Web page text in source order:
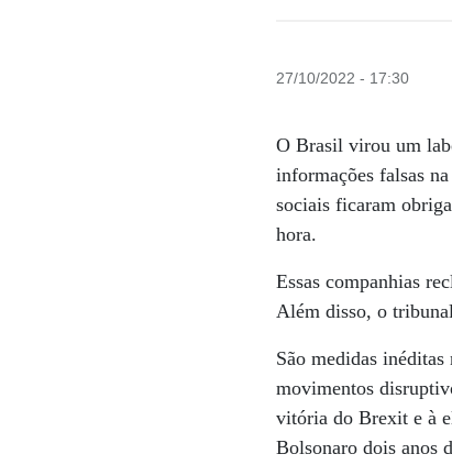
27/10/2022 - 17:30
O Brasil virou um
informações falsas
sociais ficaram
hora.
Essas companhias
Além disso, o
São medidas
movimentos
vitória do Brexit e à
Bolsonaro dois anos